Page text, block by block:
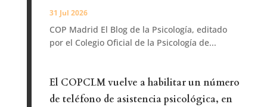
31 Jul 2026
COP Madrid El Blog de la Psicología, editado
por el Colegio Oficial de la Psicología de...
El COPCLM vuelve a habilitar un número
de teléfono de asistencia psicológica, en